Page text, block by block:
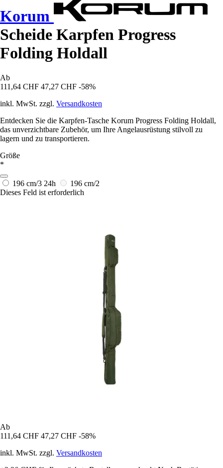
Korum
Scheide Karpfen Progress
Folding Holdall
Ab
111,64 CHF 47,27 CHF -58%
inkl. MwSt. zzgl. Versandkosten
Entdecken Sie die Karpfen-Tasche Korum Progress Folding Holdall,
das unverzichtbare Zubehör, um Ihre Angelausrüstung stilvoll zu
lagern und zu transportieren.
Größe
*
196 cm/3 24h
196 cm/2
Dieses Feld ist erforderlich
Ab
111,64 CHF 47,27 CHF -58%
inkl. MwSt. zzgl. Versandkosten